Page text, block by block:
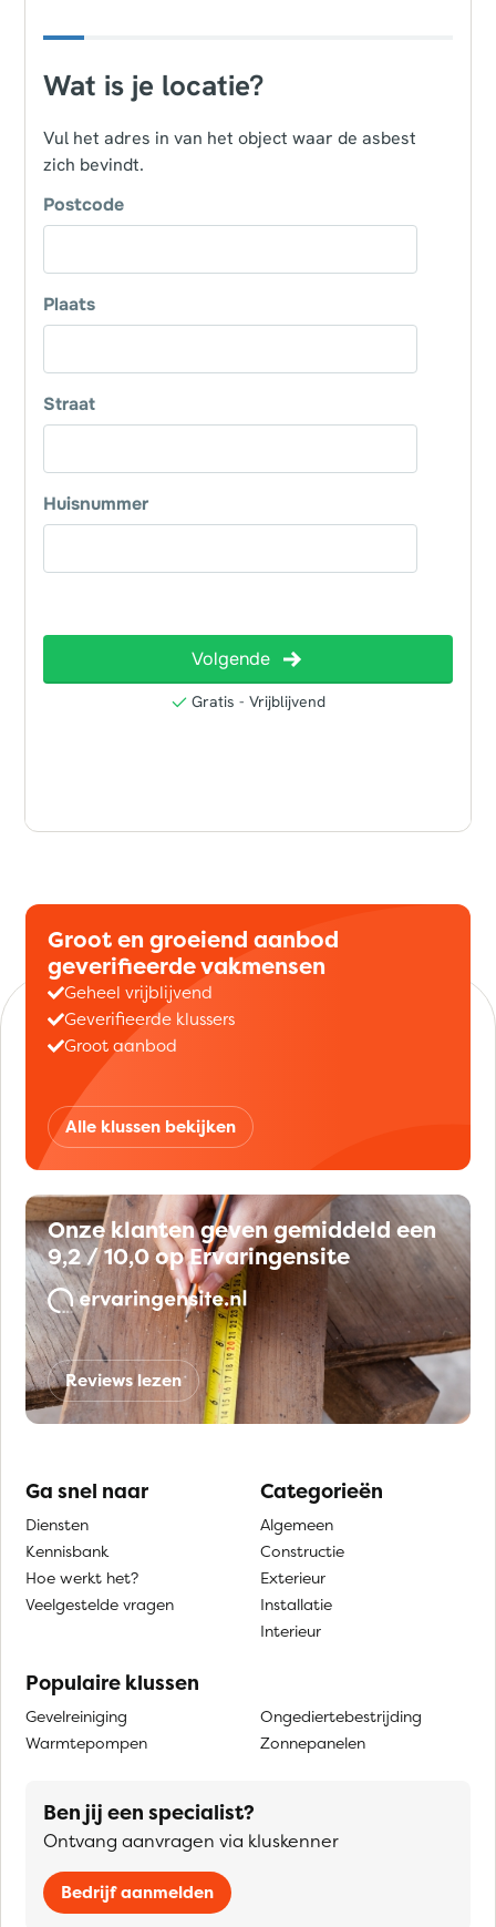
Groot en groeiend aanbod
geverifieerde vakmensen
Geheel vrijblijvend
Geverifieerde klussers
Groot aanbod
Alle klussen bekijken
Onze klanten geven gemiddeld een
9,2 / 10,0 op Ervaringensite
Reviews lezen
Ga snel naar
Diensten
Kennisbank
Hoe werkt het?
Veelgestelde vragen
Categorieën
Algemeen
Constructie
Exterieur
Installatie
Interieur
Populaire klussen
Gevelreiniging
Warmtepompen
Ongediertebestrijding
Zonnepanelen
Ben jij een specialist?
Ontvang aanvragen via kluskenner
Bedrijf aanmelden